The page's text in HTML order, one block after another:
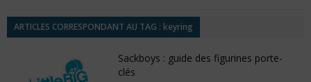
ARTICLES CORRESPONDANT AU TAG : keyring
Sackboys : guide des figurines porte-
clés